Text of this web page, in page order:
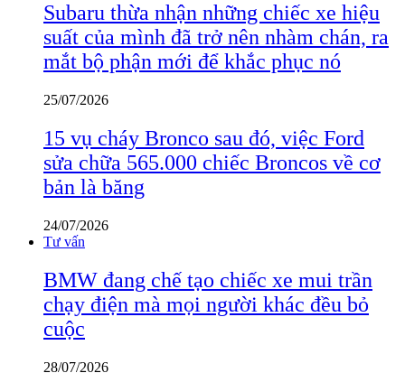
Subaru thừa nhận những chiếc xe hiệu
suất của mình đã trở nên nhàm chán, ra
mắt bộ phận mới để khắc phục nó
25/07/2026
15 vụ cháy Bronco sau đó, việc Ford
sửa chữa 565.000 chiếc Broncos về cơ
bản là băng
24/07/2026
Tư vấn
BMW đang chế tạo chiếc xe mui trần
chạy điện mà mọi người khác đều bỏ
cuộc
28/07/2026